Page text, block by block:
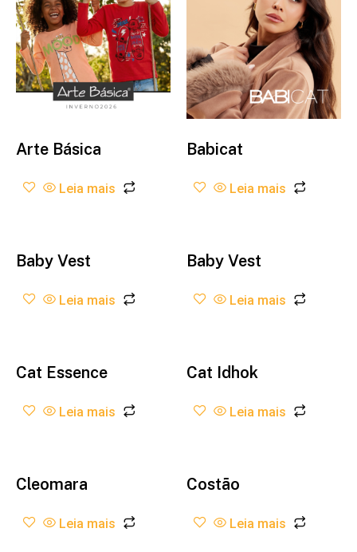
Arte Básica
Leia mais
Babicat
Leia mais
Baby Vest
Leia mais
Baby Vest
Leia mais
Cat Essence
Leia mais
Cat Idhok
Leia mais
Cleomara
Leia mais
Costão
Leia mais